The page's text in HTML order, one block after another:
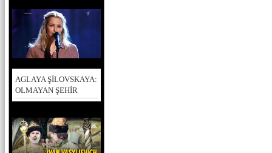
AGLAYA ŞİLOVSKAYA:
OLMAYAN ŞEHİR